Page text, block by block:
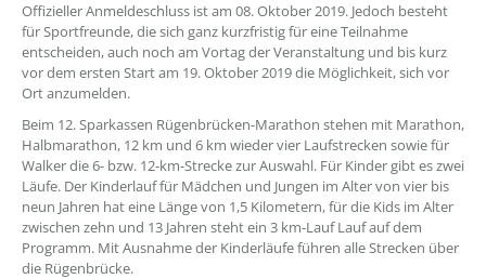
Offizieller Anmeldeschluss ist am 08. Oktober 2019. Jedoch besteht
für Sportfreunde, die sich ganz kurzfristig für eine Teilnahme
entscheiden, auch noch am Vortag der Veranstaltung und bis kurz
vor dem ersten Start am 19. Oktober 2019 die Möglichkeit, sich vor
Ort anzumelden.
Beim 12. Sparkassen Rügenbrücken-Marathon stehen mit Marathon,
Halbmarathon, 12 km und 6 km wieder vier Laufstrecken sowie für
Walker die 6- bzw. 12-km-Strecke zur Auswahl. Für Kinder gibt es zwei
Läufe. Der Kinderlauf für Mädchen und Jungen im Alter von vier bis
neun Jahren hat eine Länge von 1,5 Kilometern, für die Kids im Alter
zwischen zehn und 13 Jahren steht ein 3 km-Lauf Lauf auf dem
Programm. Mit Ausnahme der Kinderläufe führen alle Strecken über
die Rügenbrücke.